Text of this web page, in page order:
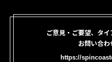
ご意見・ご要望、タ
お問い合わ
https://